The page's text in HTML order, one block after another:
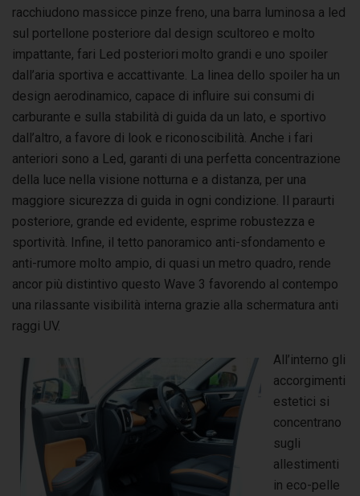
racchiudono massicce pinze freno, una barra luminosa a led
sul portellone posteriore dal design scultoreo e molto
impattante, fari Led posteriori molto grandi e uno spoiler
dall’aria sportiva e accattivante. La linea dello spoiler ha un
design aerodinamico, capace di influire sui consumi di
carburante e sulla stabilità di guida da un lato, e sportivo
dall’altro, a favore di look e riconoscibilità. Anche i fari
anteriori sono a Led, garanti di una perfetta concentrazione
della luce nella visione notturna e a distanza, per una
maggiore sicurezza di guida in ogni condizione. Il paraurti
posteriore, grande ed evidente, esprime robustezza e
sportività. Infine, il tetto panoramico anti-sfondamento e
anti-rumore molto ampio, di quasi un metro quadro, rende
ancor più distintivo questo Wave 3 favorendo al contempo
una rilassante visibilità interna grazie alla schermatura anti
raggi UV.
All’interno gli
accorgimenti
estetici si
concentrano
sugli
allestimenti
in eco-pelle